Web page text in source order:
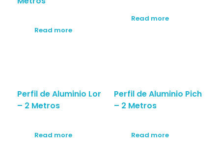
Read more
Read more
Perfil de Aluminio Lor
– 2 Metros
Read more
Perfil de Aluminio Pich
– 2 Metros
Read more